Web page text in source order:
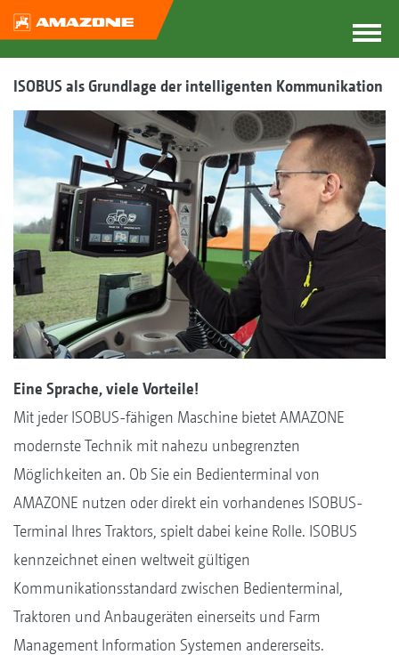
ISOBUS als Grundlage der intelligenten Kommunikation
Eine Sprache, viele Vorteile!
Mit jeder ISOBUS-fähigen Maschine bietet AMAZONE
modernste Technik mit nahezu unbegrenzten
Möglichkeiten an. Ob Sie ein Bedienterminal von
AMAZONE nutzen oder direkt ein vorhandenes ISOBUS-
Terminal Ihres Traktors, spielt dabei keine Rolle. ISOBUS
kennzeichnet einen weltweit gültigen
Kommunikationsstandard zwischen Bedienterminal,
Traktoren und Anbaugeräten einerseits und Farm
Management Information Systemen andererseits.